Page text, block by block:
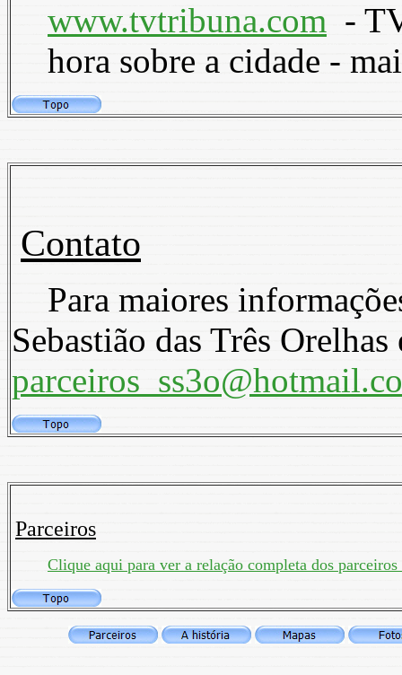
www.tvtribuna.com -
hora sobre a cidade -
Contato
Para maiores
Sebastião das Três Orelhas
Parceiros
Clique aqui para ver a relação completa dos parceiros